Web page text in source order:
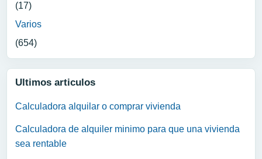
(17)
Varios
(654)
Ultimos articulos
Calculadora alquilar o comprar vivienda
Calculadora de alquiler minimo para que una vivienda
sea rentable